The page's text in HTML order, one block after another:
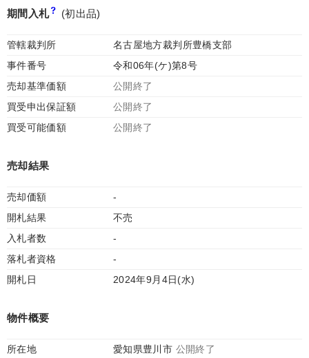
期間入札 (初出品)
管轄裁判所
名古屋地方裁判所豊橋支部
事件番号
令和06年(ケ)第8号
売却基準価額
公開終了
買受申出保証額
公開終了
買受可能価額
公開終了
売却結果
売却価額
-
開札結果
不売
入札者数
-
落札者資格
-
開札日
2024年9月4日(水)
物件概要
所在地 愛知県豊川市 公開終了